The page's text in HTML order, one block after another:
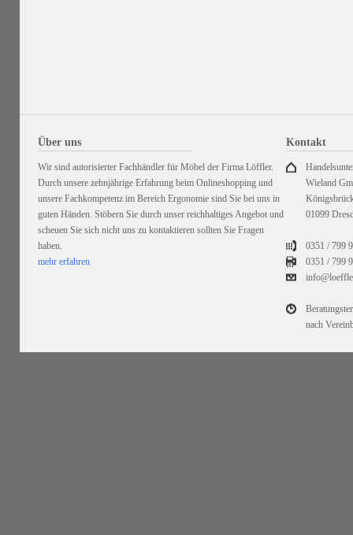
Über uns
Wir sind autorisierter Fachhändler für Möbel der Firma Löffler.
Durch unsere zehnjährige Erfahrung beim Onlineshopping und
unsere Fachkompetenz im Bereich Ergonomie sind Sie bei uns in
guten Händen. Stöbern Sie durch unser reichhaltiges Angebot und
scheuen Sie sich nicht uns zu kontaktieren sollten Sie Fragen
haben.
mehr erfahren
Kontakt
Wieland
01099
0351 / 799
0351 /799
nach